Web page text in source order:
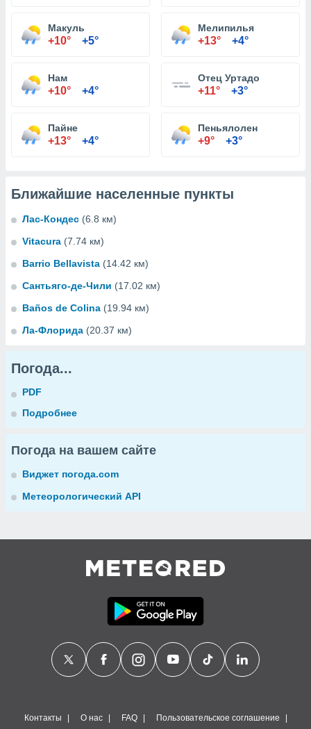
Макуль
+10° +5°
Мелипилья
+13° +4°
Нам
+10° +4°
Отец Уртадо
+11° +3°
Пайне
+13° +4°
Пеньялолен
+9° +3°
Ближайшие населенные пункты
Лас-Кондес (6.8 км)
Vitacura (7.74 км)
Barrio Bellavista (14.42 км)
Сантьяго-де-Чили (17.02 км)
Baños de Colina (19.94 км)
Ла-Флорида (20.37 км)
Погода...
PDF
Подробнее
Погода на вашем сайте
Виджет погода.com
Метеорологический API
Контакты О нас FAQ Пользовательское соглашение